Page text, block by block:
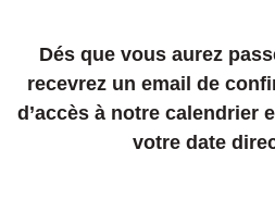
Dés que vous aurez
recevrez un email de
d’accès à notre calendrier
votre date